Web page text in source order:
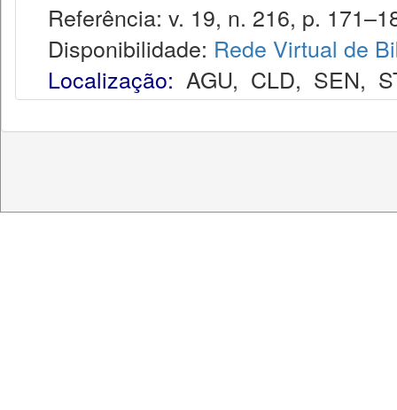
Referência: v. 19, n. 216, p.
Disponibilidade: Rede Virtual de
Localização: AGU, CLD, SEN,